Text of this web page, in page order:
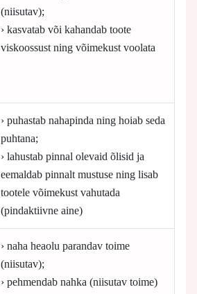
(niisutav);
› kasvatab või kahandab toote
viskoossust ning võimekust voolata
› puhastab nahapinda ning hoiab seda
puhtana;
› lahustab pinnal olevaid õlisid ja
eemaldab pinnalt mustuse ning lisab
tootele võimekust vahutada
(pindaktiivne aine)
› naha heaolu parandav toime
(niisutav);
› pehmendab nahka (niisutav toime)